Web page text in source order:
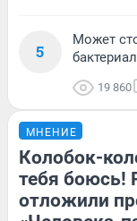
5
Может
19 860
МНЕНИЕ
Колобок-
тебя боюсь!
отложили